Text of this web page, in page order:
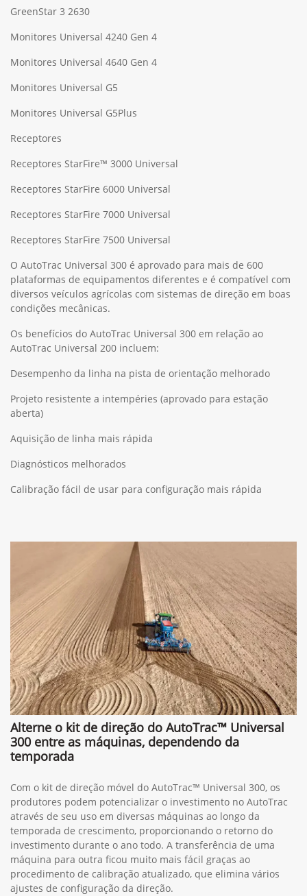
GreenStar 3 2630
Monitores Universal 4240 Gen 4
Monitores Universal 4640 Gen 4
Monitores Universal G5
Monitores Universal G5Plus
Receptores
Receptores StarFire™ 3000 Universal
Receptores StarFire 6000 Universal
Receptores StarFire 7000 Universal
Receptores StarFire 7500 Universal
O AutoTrac Universal 300 é aprovado para mais de 600
plataformas de equipamentos diferentes e é compatível com
diversos veículos agrícolas com sistemas de direção em boas
condições mecânicas.
Os benefícios do AutoTrac Universal 300 em relação ao
AutoTrac Universal 200 incluem:
Desempenho da linha na pista de orientação melhorado
Projeto resistente a intempéries (aprovado para estação
aberta)
Aquisição de linha mais rápida
Diagnósticos melhorados
Calibração fácil de usar para configuração mais rápida
Alterne o kit de direção do AutoTrac™ Universal
300 entre as máquinas, dependendo da
temporada
Com o kit de direção móvel do AutoTrac™ Universal 300, os
produtores podem potencializar o investimento no AutoTrac
através de seu uso em diversas máquinas ao longo da
temporada de crescimento, proporcionando o retorno do
investimento durante o ano todo. A transferência de uma
máquina para outra ficou muito mais fácil graças ao
procedimento de calibração atualizado, que elimina vários
ajustes de configuração da direção.